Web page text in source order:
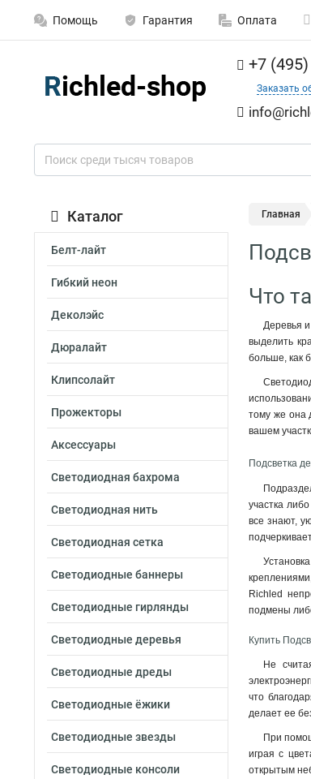
Помощь Гарантия Оплата
+7
Заказать
Каталог
Белт-лайт
Гибкий неон
Деколэйс
Дюралайт
Клипсолайт
Прожекторы
Аксессуары
Светодиодная бахрома
Светодиодная нить
Светодиодная сетка
Светодиодные баннеры
Светодиодные гирлянды
Светодиодные деревья
Светодиодные дреды
Светодиодные ёжики
Светодиодные звезды
Светодиодные консоли
Главная
Что
Деревья
выделить
больше, как
тому же она
вашем
Подсветка
участка
все знают,
Richled
подмены
Купить
Не
что
делает ее
При
играя с
открытым